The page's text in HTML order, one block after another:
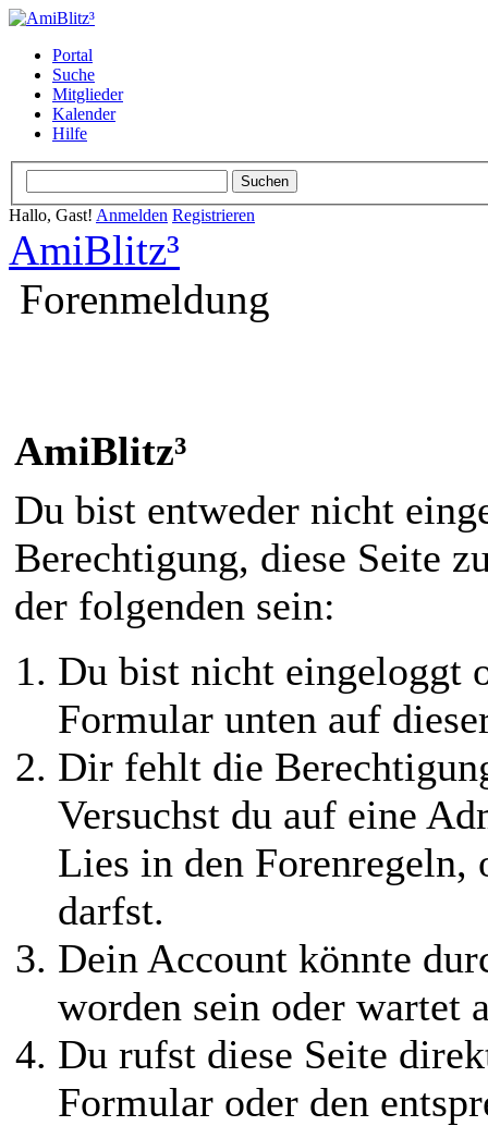
Portal
Suche
Mitglieder
Kalender
Hilfe
Hallo, Gast! Anmelden Registrieren
AmiBlitz³
Forenmeldung
AmiBlitz³
Du bist entweder nicht
Berechtigung, diese Seite
der folgenden sein:
Du bist nicht eingeloggt
Formular unten auf
Dir fehlt die
Versuchst du auf eine
Lies in den Forenregeln,
darfst.
Dein Account könnte
worden sein oder wartet
Du rufst diese Seite
Formular oder den